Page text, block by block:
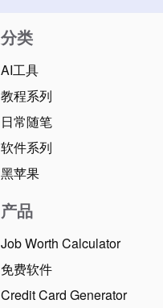
分类
AI工具
教程系列
日常随笔
软件系列
黑苹果
产品
Job Worth Calculator
免费软件
Credit Card Generator